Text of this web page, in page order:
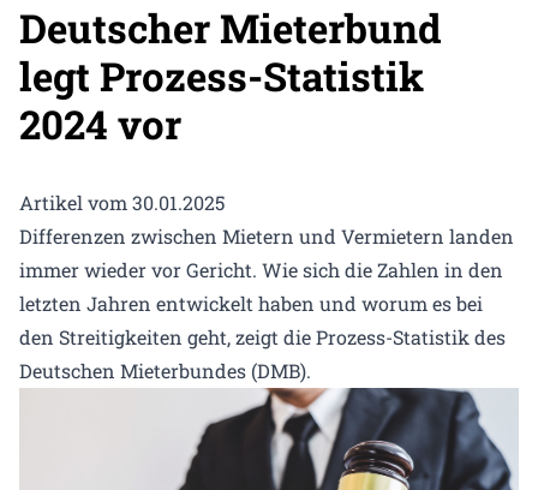
Deutscher Mieterbund
legt Prozess-Statistik
2024 vor
Artikel vom 30.01.2025
Differenzen zwischen Mietern und Vermietern landen
immer wieder vor Gericht. Wie sich die Zahlen in den
letzten Jahren entwickelt haben und worum es bei
den Streitigkeiten geht, zeigt die Prozess-Statistik des
Deutschen Mieterbundes (DMB).